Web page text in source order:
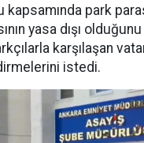
park
yasa dışı
karşılaşan
istedi.